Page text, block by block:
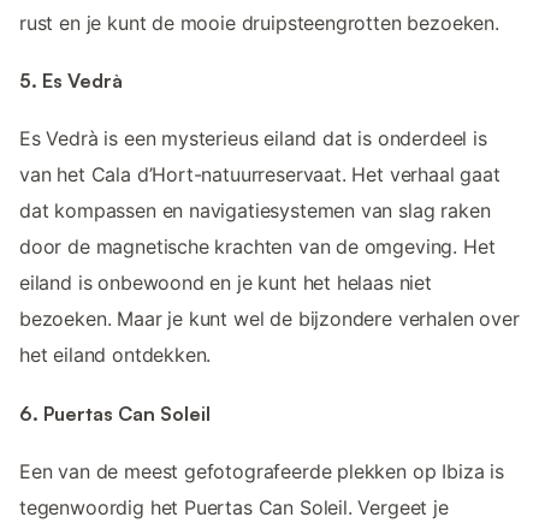
rust en je kunt de mooie druipsteengrotten bezoeken.
5. Es Vedrà
Es Vedrà is een mysterieus eiland dat is onderdeel is
van het Cala d’Hort-natuurreservaat. Het verhaal gaat
dat kompassen en navigatiesystemen van slag raken
door de magnetische krachten van de omgeving. Het
eiland is onbewoond en je kunt het helaas niet
bezoeken. Maar je kunt wel de bijzondere verhalen over
het eiland ontdekken.
6. Puertas Can Soleil
Een van de meest gefotografeerde plekken op Ibiza is
tegenwoordig het Puertas Can Soleil. Vergeet je